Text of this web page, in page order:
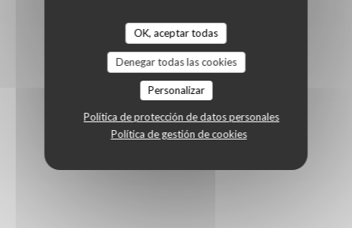
OK, aceptar todas
Denegar todas las cookies
Personalizar
Política de protección de datos personales
Política de gestión de cookies